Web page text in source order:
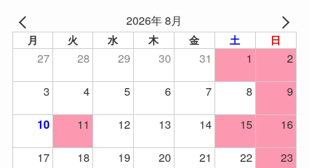
2026年 8月
月 火 水 木 金 土 日
27 28 29 30 31 1
2
3
4 5 6 7 8 9
10 11 12 13 14 15
16
17
18 19 20 21 22
23